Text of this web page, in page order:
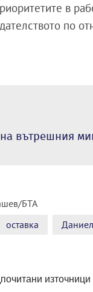
в
по
вътрешния
БТА
оставка